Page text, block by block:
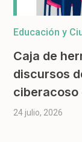
Educación y
Caja de
discursos
ciberacoso
24 julio, 2026